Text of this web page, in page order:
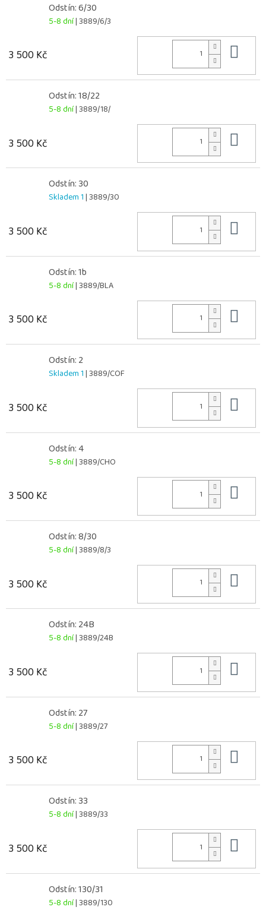
Odstín: 6/30
5-8 dní| 3889/6/3
3 500 Kč
Odstín: 18/22
5-8 dní| 3889/18/
3 500 Kč
Odstín: 30
Skladem 1| 3889/30
3 500 Kč
Odstín: 1b
5-8 dní| 3889/BLA
3 500 Kč
Odstín: 2
Skladem 1| 3889/COF
3 500 Kč
Odstín: 4
5-8 dní| 3889/CHO
3 500 Kč
Odstín: 8/30
5-8 dní| 3889/8/3
3 500 Kč
Odstín: 24B
5-8 dní| 3889/24B
3 500 Kč
Odstín: 27
5-8 dní| 3889/27
3 500 Kč
Odstín: 33
5-8 dní| 3889/33
3 500 Kč
Odstín: 130/31
5-8 dní| 3889/130